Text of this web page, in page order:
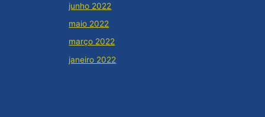
junho 2022
maio 2022
março 2022
janeiro 2022